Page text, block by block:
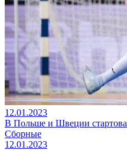
12.01.2023
В Польше и Швеции
Сборные
12.01.2023